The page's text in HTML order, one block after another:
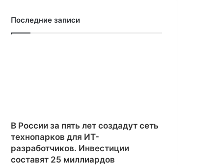
Последние записи
В России за пять лет создадут сеть
технопарков для ИТ-
разработчиков. Инвестиции
составят 25 миллиардов